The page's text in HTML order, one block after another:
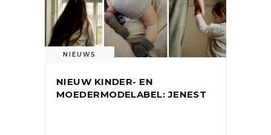
NIEUWS
NIEUW KINDER- EN
MOEDERMODELABEL: JENEST